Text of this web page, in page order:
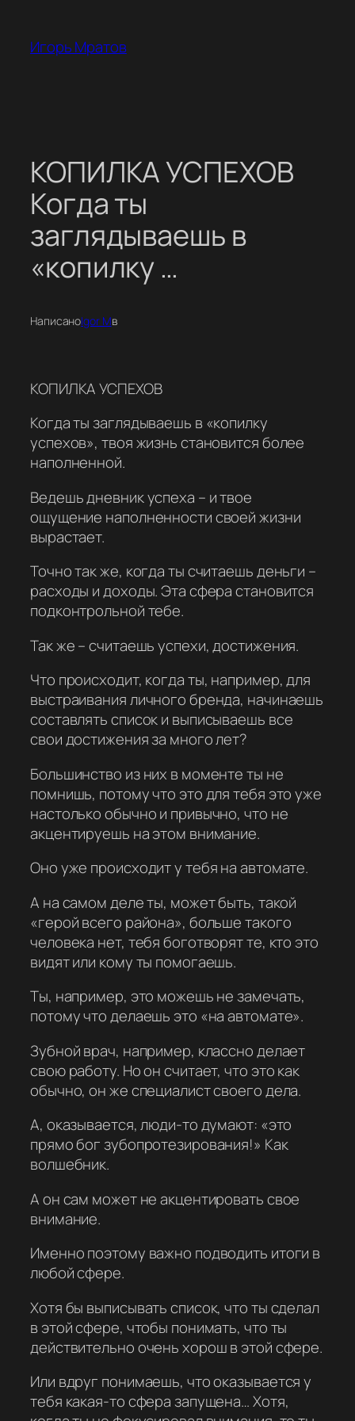
содержимому
Игорь Мратов
КОПИЛКА УСПЕХОВ
Когда ты
заглядываешь в
«копилку …
НаписаноIgor Mв
КОПИЛКА УСПЕХОВ
Когда ты заглядываешь в «копилку
успехов», твоя жизнь становится более
наполненной.
Ведешь дневник успеха – и твое
ощущение наполненности своей жизни
вырастает.
Точно так же, когда ты считаешь деньги –
расходы и доходы. Эта сфера становится
подконтрольной тебе.
Так же – считаешь успехи, достижения.
Что происходит, когда ты, например, для
выстраивания личного бренда, начинаешь
составлять список и выписываешь все
свои достижения за много лет?
Большинство из них в моменте ты не
помнишь, потому что это для тебя это уже
настолько обычно и привычно, что не
акцентируешь на этом внимание.
Оно уже происходит у тебя на автомате.
А на самом деле ты, может быть, такой
«герой всего района», больше такого
человека нет, тебя боготворят те, кто это
видят или кому ты помогаешь.
Ты, например, это можешь не замечать,
потому что делаешь это «на автомате».
Зубной врач, например, классно делает
свою работу. Но он считает, что это как
обычно, он же специалист своего дела.
А, оказывается, люди-то думают: «это
прямо бог зубопротезирования!» Как
волшебник.
А он сам может не акцентировать свое
внимание.
Именно поэтому важно подводить итоги в
любой сфере.
Хотя бы выписывать список, что ты сделал
в этой сфере, чтобы понимать, что ты
действительно очень хорош в этой сфере.
Или вдруг понимаешь, что оказывается у
тебя какая-то сфера запущена… Хотя,